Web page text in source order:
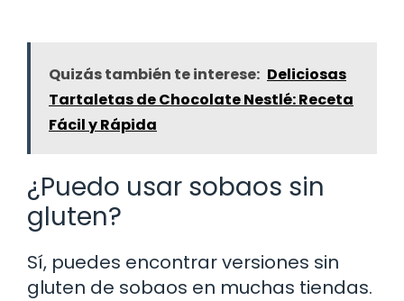
Quizás también te interese: Deliciosas
Tartaletas de Chocolate Nestlé: Receta
Fácil y Rápida
¿Puedo usar sobaos sin
gluten?
Sí, puedes encontrar versiones sin
gluten de sobaos en muchas tiendas.